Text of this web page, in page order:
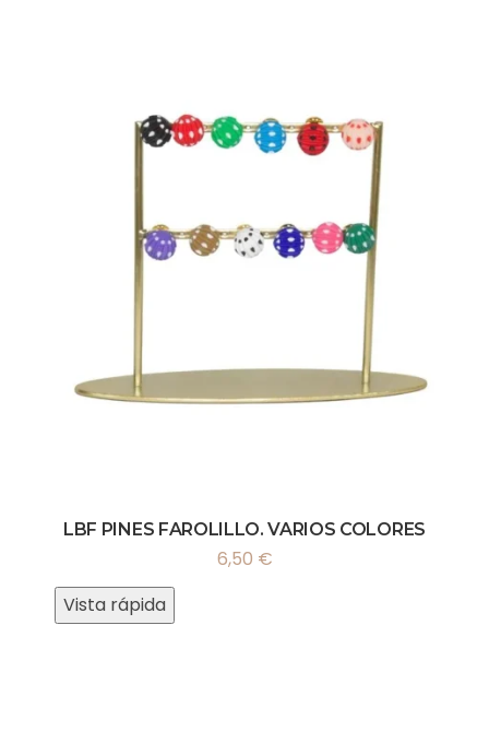
LBF PINES FAROLILLO. VARIOS COLORES
6,50 €
Vista rápida